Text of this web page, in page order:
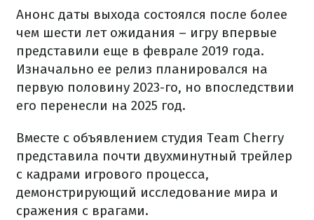
Анонс даты выхода состоялся после более
чем шести лет ожидания – игру впервые
представили еще в феврале 2019 года.
Изначально ее релиз планировался на
первую половину 2023-го, но впоследствии
его перенесли на 2025 год.
Вместе с объявлением студия Team Cherry
представила почти двухминутный трейлер
с кадрами игрового процесса,
демонстрирующий исследование мира и
сражения с врагами.